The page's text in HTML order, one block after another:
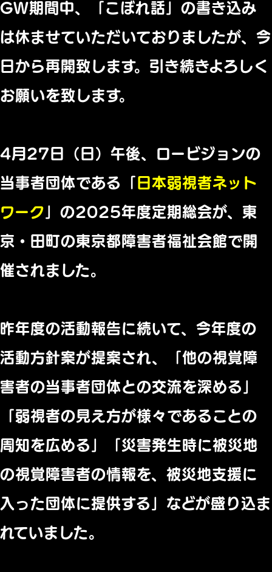
GW期間中、「こぼれ話」の書き込み
は休ませていただいておりましたが、今
日から再開致します。引き続きよろしく
お願いを致します。
4月27日（日）午後、ロービジョンの
当事者団体である「 日本弱視者ネット
ワーク 」の2025年度定期総会が、東
京・田町の東京都障害者福祉会館で開
催されました。
昨年度の活動報告に続いて、今年度の
活動方針案が提案され、「他の視覚障
害者の当事者団体との交流を深める」
「弱視者の見え方が様々であることの
周知を広める」「災害発生時に被災地
の視覚障害者の情報を、被災地支援に
入った団体に提供する」などが盛り込ま
れていました。